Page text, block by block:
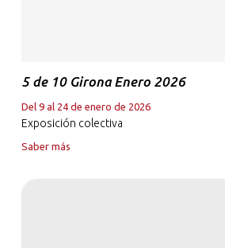
5 de 10 Girona Enero 2026
Del 9 al 24 de enero de 2026
Exposición colectiva
Saber más